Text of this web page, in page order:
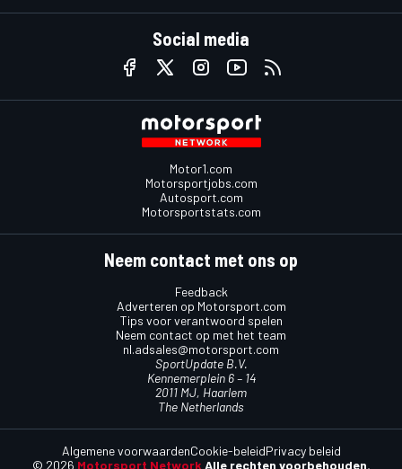
Social media
Motor1.com
Motorsportjobs.com
Autosport.com
Motorsportstats.com
Neem contact met ons op
Feedback
Adverteren op Motorsport.com
Tips voor verantwoord spelen
Neem contact op met het team
nl.adsales@motorsport.com
SportUpdate B.V.
Kennemerplein 6 – 14
2011 MJ, Haarlem
The Netherlands
© 2026 Motorsport Network Alle rechten voorbehouden.
Algemene voorwaardenCookie-beleidPrivacy beleid